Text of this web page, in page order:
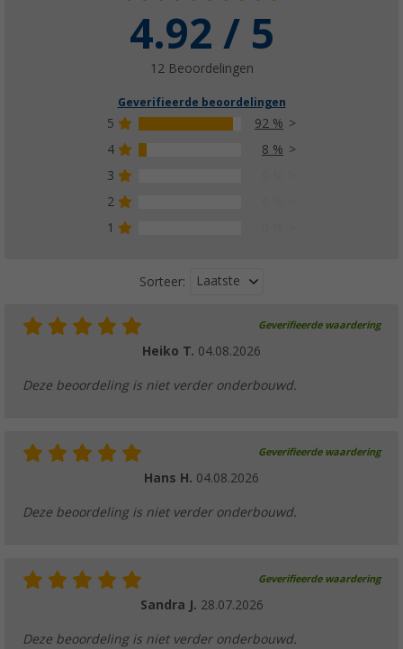
4.92 / 5
12 Beoordelingen
Geverifieerde beoordelingen
5
92 %
4
8 %
3
2
1
Sorteer: Laatste
Geverifieerde waardering
Heiko T. 04.08.2026
Deze beoordeling is niet verder onderbouwd.
Geverifieerde waardering
Hans H. 04.08.2026
Deze beoordeling is niet verder onderbouwd.
Geverifieerde waardering
Sandra J. 28.07.2026
Deze beoordeling is niet verder onderbouwd.